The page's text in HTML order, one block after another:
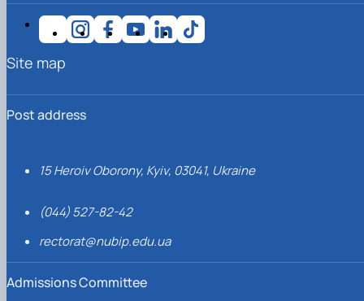
Post address
15 Heroiv Oborony, Kyiv, 03041, Ukraine
(044) 527-82-42
rectorat@nubip.edu.ua
Admissions Committee
Site map